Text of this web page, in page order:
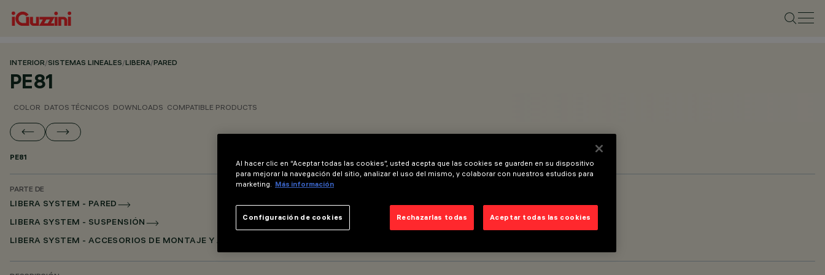
INTERIOR/SISTEMAS LINEALES/LIBERA/PARED
PE81
COLOR DATOS TÉCNICOS DOWNLOADS COMPATIBLE PRODUCTS
PE81
PARTE DE
LIBERA SYSTEM - PARED
LIBERA SYSTEM - SUSPENSIÓN
LIBERA SYSTEM - ACCESORIOS DE MONTAJE Y ALIMENTACIÓN
Al hacer clic en “Aceptar todas las cookies”, usted acepta que las cookies se guarden en su dispositivo
para mejorar la navegación del sitio, analizar el uso del mismo, y colaborar con nuestros estudios para
marketing. Más información
Rechazarlas todas Aceptar todas las cookies
Configuración de cookies